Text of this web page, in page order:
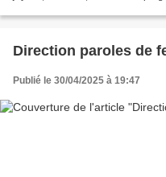
Direction paroles de
Publié le 30/04/2025 à 19:47